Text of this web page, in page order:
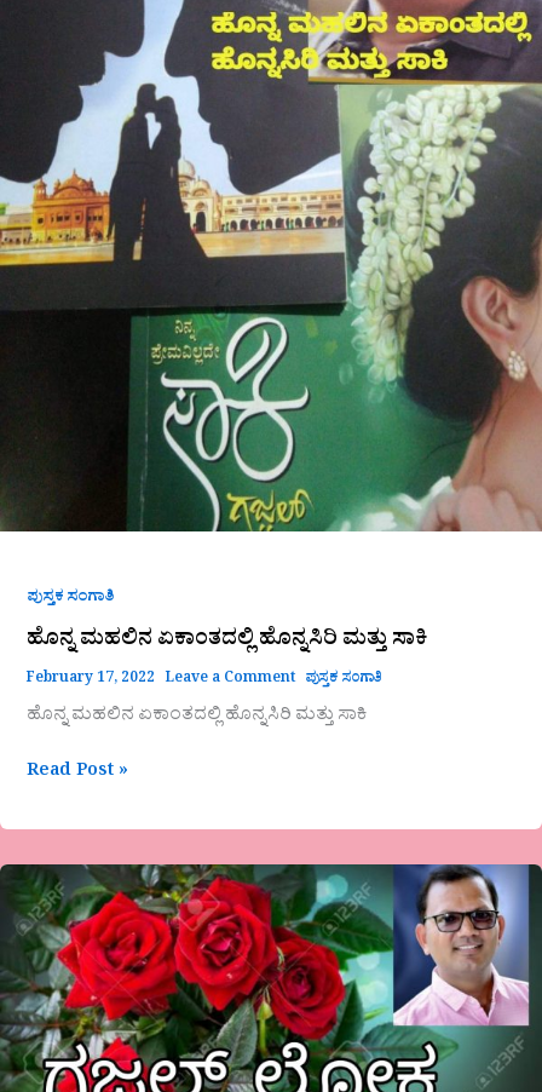
ಪುಸ್ತಕ ಸಂಗಾತಿ
ಹೊನ್ನ ಮಹಲಿನ ಏಕಾಂತದಲ್ಲಿ ಹೊನ್ನಸಿರಿ ಮತ್ತು ಸಾಕಿ
February 17, 2022 Leave a Comment ಪುಸ್ತಕ ಸಂಗಾತಿ
ಹೊನ್ನ ಮಹಲಿನ ಏಕಾಂತದಲ್ಲಿ ಹೊನ್ನಸಿರಿ ಮತ್ತು ಸಾಕಿ
Read Post »